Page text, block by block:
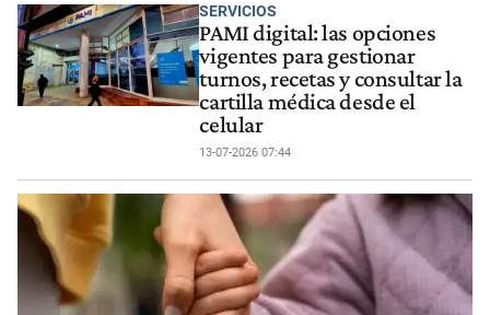
SERVICIOS
PAMI digital: las opciones
vigentes para gestionar
turnos, recetas y consultar la
cartilla médica desde el
celular
13-07-2026 07:44